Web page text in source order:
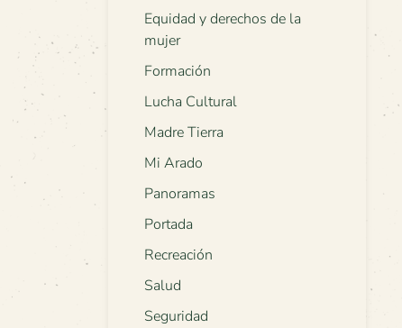
Equidad y derechos de la
mujer
Formación
Lucha Cultural
Madre Tierra
Mi Arado
Panoramas
Portada
Recreación
Salud
Seguridad